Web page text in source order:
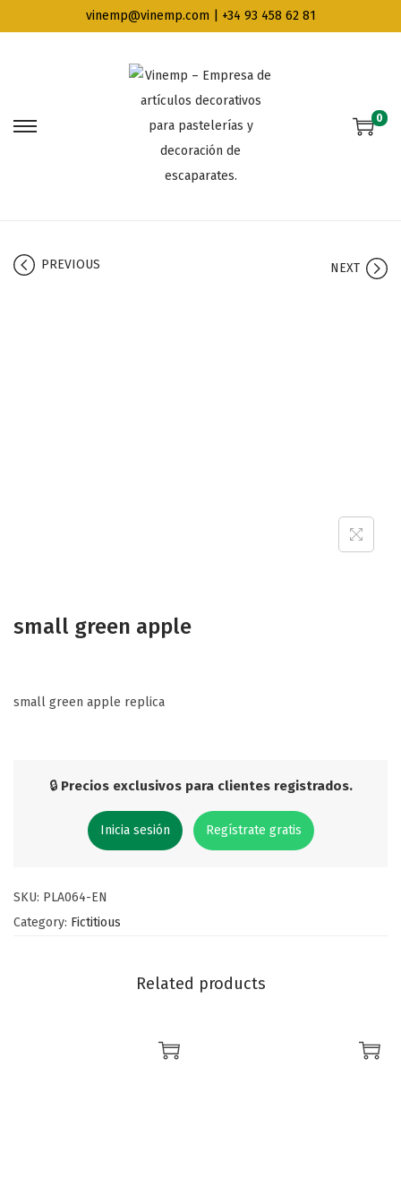
vinemp@vinemp.com | +34 93 458 62 81
0
PREVIOUS NEXT
small green apple
small green apple replica
🔒 Precios exclusivos para clientes registrados.
Inicia sesión Regístrate gratis
SKU: PLA064-EN
Category: Fictitious
Related products